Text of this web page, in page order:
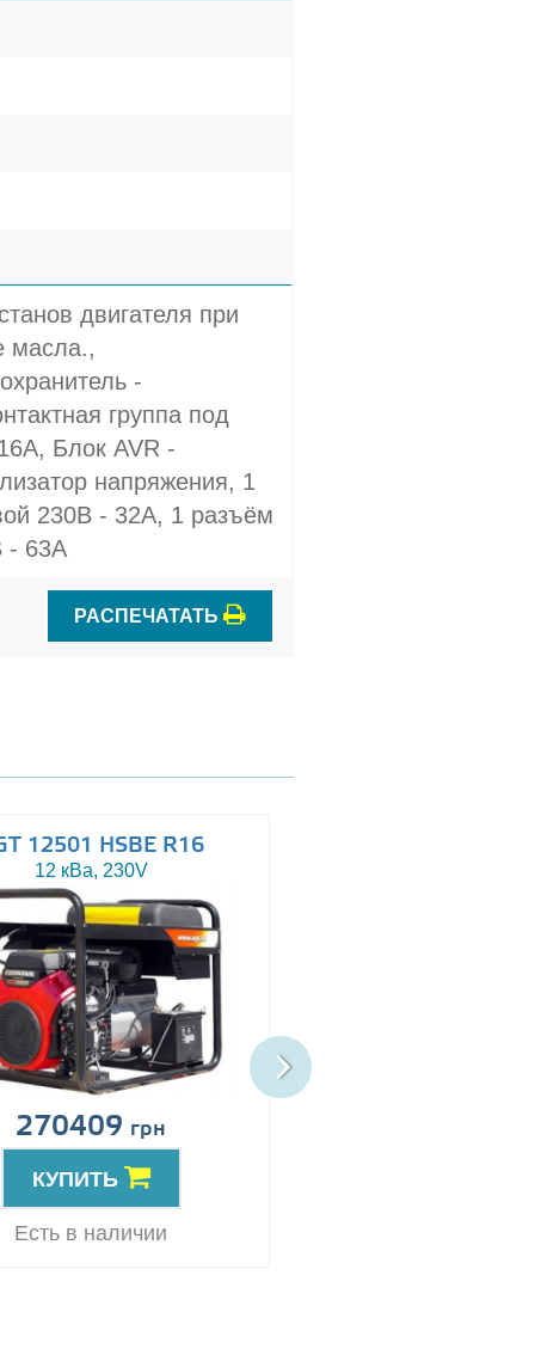
двигателя при
масла.,
-
группа под
Блок AVR -
напряжения, 1
230В - 32A, 1 разъём
- 63A
РАСПЕЧАТАТЬ
12501 HSBE R16
12 кВа, 230V
270409 грн
КУПИТЬ
Есть в наличии